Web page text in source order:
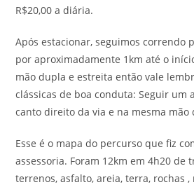
R$20,00 a diária.
Após estacionar, seguimos correndo
por aproximadamente 1km até o
mão dupla e estreita então vale
clássicas de boa conduta: Seguir um
canto direito da via e na mesma mão
Esse é o mapa do percurso que fiz
assessoria. Foram 12km em 4h20 de
terrenos, asfalto, areia, terra, rochas